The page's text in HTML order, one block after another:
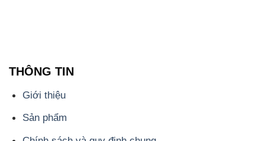
THÔNG TIN
Giới thiệu
Sản phẩm